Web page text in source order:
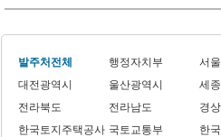
발주처전체 행정자치부
서
대전광역시
울산광역시
세
전라북도
전라남도
경
한국토지주택공사 국토교통부 한